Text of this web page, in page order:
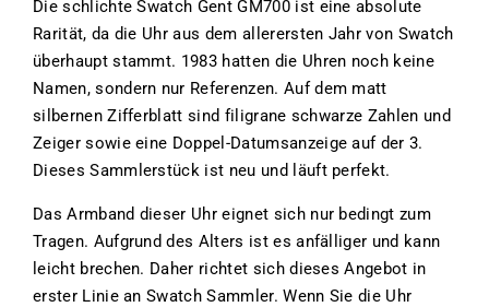
Die schlichte Swatch Gent GM700 ist eine absolute
Rarität, da die Uhr aus dem allerersten Jahr von Swatch
überhaupt stammt. 1983 hatten die Uhren noch keine
Namen, sondern nur Referenzen. Auf dem matt
silbernen Zifferblatt sind filigrane schwarze Zahlen und
Zeiger sowie eine Doppel-Datumsanzeige auf der 3.
Dieses Sammlerstück ist neu und läuft perfekt.
Das Armband dieser Uhr eignet sich nur bedingt zum
Tragen. Aufgrund des Alters ist es anfälliger und kann
leicht brechen. Daher richtet sich dieses Angebot in
erster Linie an Swatch Sammler. Wenn Sie die Uhr